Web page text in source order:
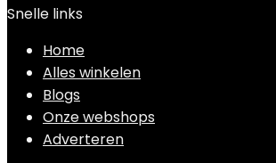
Snelle links
Home
Alles winkelen
Blogs
Onze webshops
Adverteren